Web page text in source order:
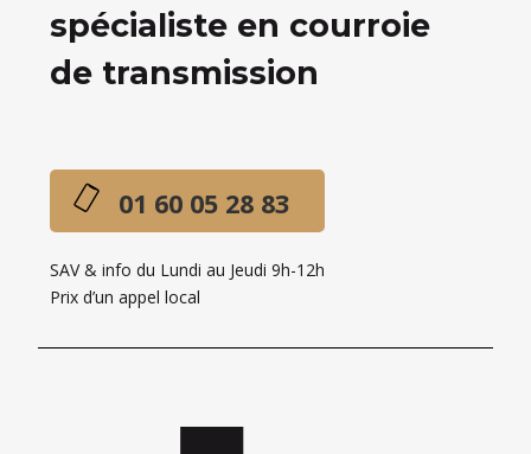
spécialiste en courroie
de transmission
01 60 05 28 83
SAV & info du Lundi au Jeudi 9h-12h
Prix d’un appel local